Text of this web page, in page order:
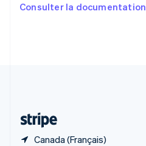
Consulter la documentation
Canada (Français)
English